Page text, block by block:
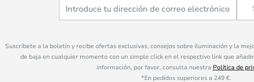
Suscríbete a la boletín y recibe ofertas exclusivas, consejos sobre iluminación y la
de baja en cualquier momento con un simple click en el respectivo link que
información, por favor, consulta nuestra Política de
*En pedidos superiores a 249 €.